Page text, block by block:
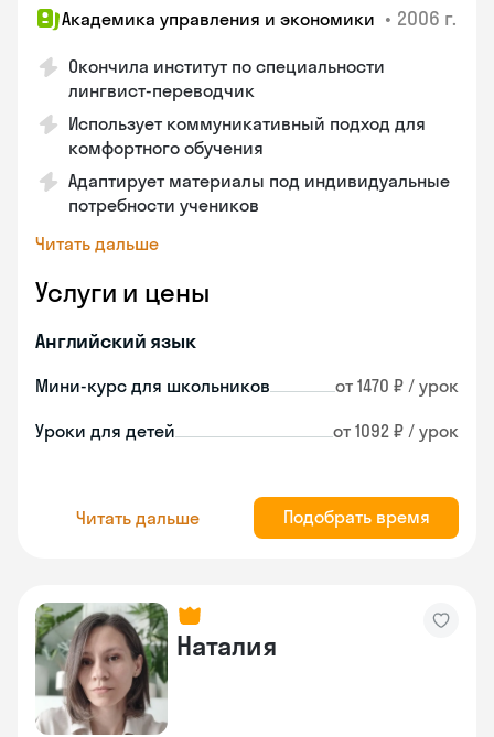
Академика управления и экономики • 2006 г.
Окончила институт по специальности
лингвист-переводчик
Использует коммуникативный подход для
комфортного обучения
Адаптирует материалы под индивидуальные
потребности учеников
Читать дальше
Услуги и цены
Английский язык
Мини-курс для школьников от 1470 ₽ / урок
Уроки для детей от 1092 ₽ / урок
Читать дальше Подобрать время
Наталия